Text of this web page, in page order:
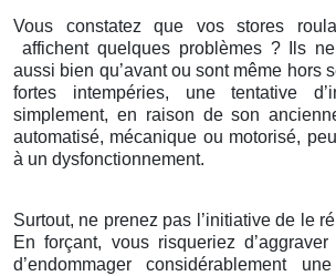
Vous constatez que vos stores
affichent quelques problèmes ? Ils
aussi bien qu’avant ou sont même hors
fortes intempéries, une tentative
simplement, en raison de son
automatisé, mécanique ou motorisé,
à un dysfonctionnement.
Surtout, ne prenez pas l’initiative de le
En forçant, vous risqueriez
d’endommager considérablement